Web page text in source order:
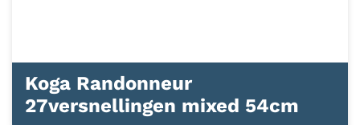
Koga Randonneur
27versnellingen mixed 54cm